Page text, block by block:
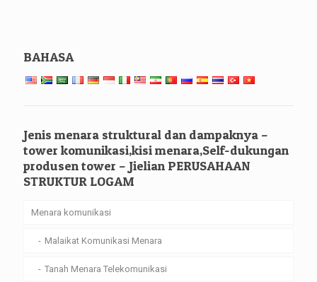
BAHASA
Jenis menara struktural dan dampaknya –
tower komunikasi,kisi menara,Self-dukungan
produsen tower – Jielian PERUSAHAAN
STRUKTUR LOGAM
Menara komunikasi
Malaikat Komunikasi Menara
Tanah Menara Telekomunikasi